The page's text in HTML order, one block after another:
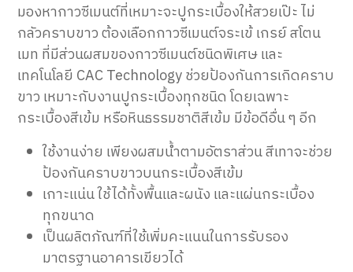
มองหากาวซีเมนต์ที่เหมาะจะปูกระเบื้องให้สวยเป๊ะ ไม่
กลัวคราบขาว ต้องเลือกกาวซีเมนต์จระเข้ เกรย์ สโตน
เมท ที่มีส่วนผสมของกาวซีเมนต์ชนิดพิเศษ และ
เทคโนโลยี CAC Technology ช่วยป้องกันการเกิดคราบ
ขาว เหมาะกับงานปูกระเบื้องทุกชนิด โดยเฉพาะ
กระเบื้องสีเข้ม หรือหินธรรมชาติสีเข้ม มีข้อดีอื่น ๆ อีก
ใช้งานง่าย เพียงผสมน้ำตามอัตราส่วน สีเทาจะช่วย
ป้องกันคราบขาวบนกระเบื้องสีเข้ม
เกาะแน่น ใช้ได้ทั้งพื้นและผนัง และแผ่นกระเบื้อง
ทุกขนาด
เป็นผลิตภัณฑ์ที่ใช้เพิ่มคะแนนในการรับรอง
มาตรฐานอาคารเขียวได้